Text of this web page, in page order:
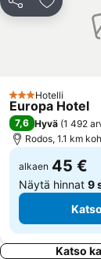
Diagoras
Pedi
Marmaris Yacht
Jaa Lisää
3 Tähtiluokitus
Hotelli
Europa Hotel
7,6 Hyvä (1 492
Rodos, 1.1 km
alkaen 45 €
Näytä hinnat 9
Katso